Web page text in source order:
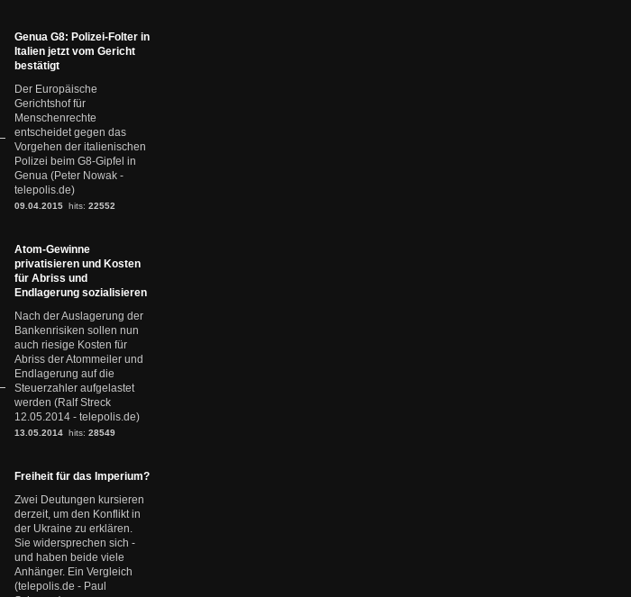
Genua G8: Polizei-Folter in
Italien jetzt vom Gericht
bestätigt
Der Europäische
Gerichtshof für
Menschenrechte
entscheidet gegen das
Vorgehen der italienischen
Polizei beim G8-Gipfel in
Genua (Peter Nowak -
telepolis.de)
09.04.2015 hits: 22552
Atom-Gewinne
privatisieren und Kosten
für Abriss und
Endlagerung sozialisieren
Nach der Auslagerung der
Bankenrisiken sollen nun
auch riesige Kosten für
Abriss der Atommeiler und
Endlagerung auf die
Steuerzahler aufgelastet
werden (Ralf Streck
12.05.2014 - telepolis.de)
13.05.2014 hits: 28549
Freiheit für das Imperium?
Zwei Deutungen kursieren
derzeit, um den Konflikt in
der Ukraine zu erklären.
Sie widersprechen sich -
und haben beide viele
Anhänger. Ein Vergleich
(telepolis.de - Paul